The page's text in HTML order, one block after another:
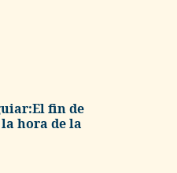
fin de
hora de la